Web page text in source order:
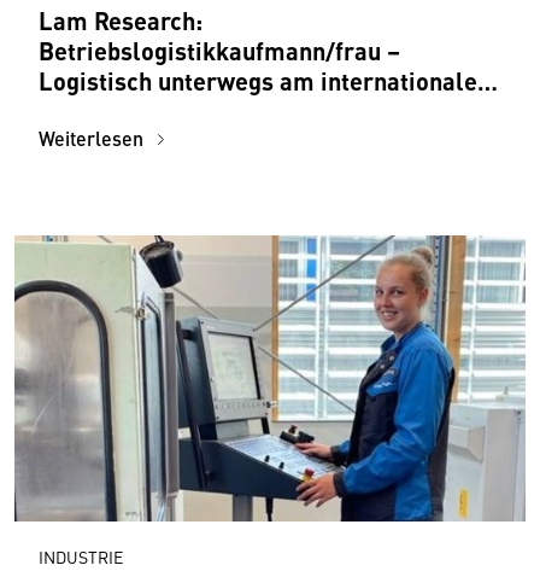
Lam Research:
Betriebslogistikkaufmann/frau –
Logistisch unterwegs am internationalen
Weiterlesen
INDUSTRIE